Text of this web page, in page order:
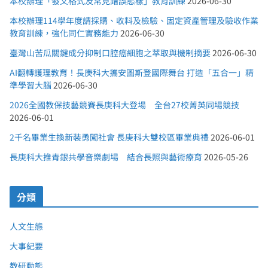
本校辦理114學年度請採購、收料及檢驗、固定資產管理及驗收作業
教育訓練，強化同仁實務能力 2026-06-30
臺灣山苦瓜關鍵成分抑制口腔癌細胞之萃取與機制摘要2026-06-30
AI翻轉護理教育！長庚科大攜安圖斯登國際舞台 打造「五合一」精
準學習大腦 2026-06-30
2026全國教保技藝競賽長庚科大登場 全台27校菁英同場競技
2026-06-01
2千名畢業生換新裝勇闖社會 長庚科大雙校區畢業典禮2026-06-01
長庚科大推青銀共學音樂劇場 結合長照與藝術療育 2026-05-26
分類
人文生態
大事紀要